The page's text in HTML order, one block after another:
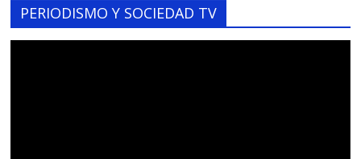
PERIODISMO Y SOCIEDAD TV